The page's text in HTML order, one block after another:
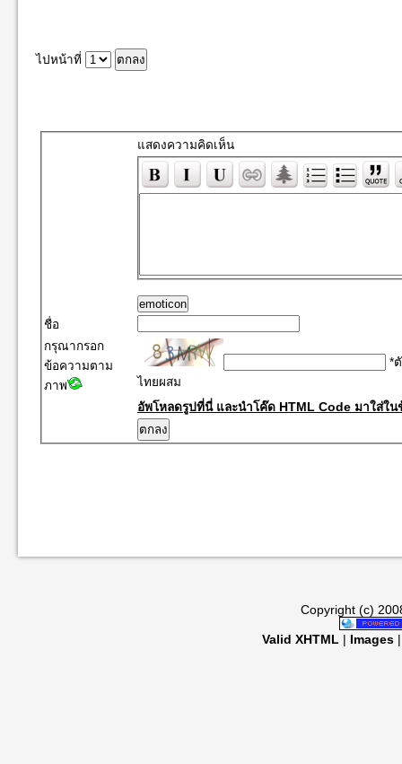
ไปหน้าที่
แสดงความคิดเห็น
emoticon
ชื่อ
กรุณากรอก
ข้อความตาม
ภาพ
*
ไทยผสม
อัพโหลดรูปที่นี่ และนำโค๊ด HTML Code มาใส่ใน
Copyright (c)
Valid XHTML Images